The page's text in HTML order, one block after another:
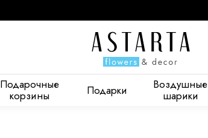
Подарочные
корзины Подарки Воздушные
шарики